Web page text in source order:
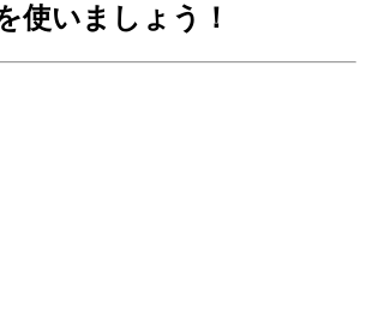
使いましょう！